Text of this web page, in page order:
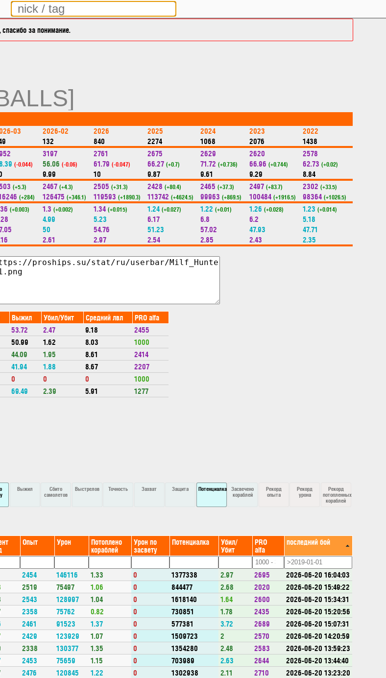
за понимание.
03 2026-02 2026 2025 2024 2023 2022
132 840 2274 1068 2076 1438
3197 2761 2675 2629 2620 2578
(-0.044) 56.06 (-0.06) 61.79 (-0.047) 66.27 (+0.7) 71.72 (+0.736) 66.96 (+0.744) 62.73 (+0.02)
9.99 10 9.87 9.61 9.29 8.84
(+5.3) 2467 (+4.3) 2505 (+31.3) 2428 (+80.4) 2465 (+37.3) 2497 (+83.7) 2302 (+33.5)
(+284) 126475 (+346.1) 119593 (+1890.3) 113742 (+4624.5) 99963 (+869.5) 100484 (+1916.5) 98364 (+1026.5)
(+0.003) 1.3 (+0.002) 1.34 (+0.015) 1.24 (+0.027) 1.22 (+0.01) 1.26 (+0.028) 1.23 (+0.014)
4.99 5.23 6.17 6.8 6.2 5.18
50 54.76 51.23 57.02 47.93 47.71
2.61 2.97 2.54 2.85 2.43 2.35
Выжил Убил/Убит Средний лвл
PRO alfa
53.72 2.47 9.18
2455
50.99 1.62 8.03
1000
44.09 1.95 8.61
2414
41.94 1.88 8.67
2207
0 0 0
1000
69.49 2.39 5.91
1277
Выжил
Сбито
самолетов
Выстрелов Точность Захват Защита Потенциалка
Засвечено
кораблей
Рекорд
опыта
Рекорд
урона
Рекорд
потопленных
кораблей
Опыт Урон Потоплено
кораблей
Урон по
засвету
Потенциалка Убил/
Убит
PRO
alfa
последний бой
2454 146116 1.33 0 1377338 2.97 2695
2026-06-20 16:04:03
2519 75497 1.06 0 844477 2.68 2020
2026-06-20 15:49:22
2543 128997 1.04 0 1618140 1.64 2600
2026-06-20 15:34:31
2358 75762 0.82 0 730851 1.78 2435
2026-06-20 15:20:56
2461 91523 1.37 0 577381 3.72 2689
2026-06-20 15:07:31
2429 123929 1.07 0 1509723 2 2570
2026-06-20 14:20:59
2338 130377 1.35 0 1354280 2.48 2583
2026-06-20 13:59:23
2453 75659 1.15 0 703989 2.63 2644
2026-06-20 13:44:40
2476 120845 1.22 0 1302938 2.11 2710
2026-06-20 13:23:20